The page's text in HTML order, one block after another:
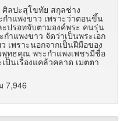
ศิลปะสุโขทัย สกุลช่าง
กำแพงขาว เพราะว่าตอนขึ้น
ปรอทจับตามองค์พระ คนรุ่น
กำแพงขาว จัดว่าเป็นพระเอก
เพราะนอกจากเป็นฝีมือของ
ทธคุณ พระกำแพงเพชรมีชื่อ
ป็นเรื่องแคล้วคลาด เมตตา
7,946